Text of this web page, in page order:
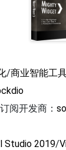
/商业智能工
阅开发商：
Studio 2019/